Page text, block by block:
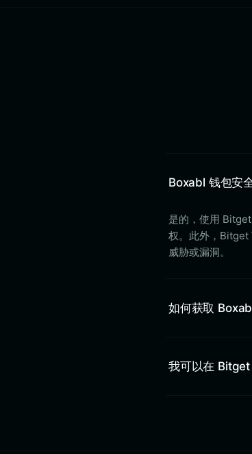
Boxabl 钱包安
是的，使用
权。此外，Bitget
威胁或漏洞。
如何获取
我可以在